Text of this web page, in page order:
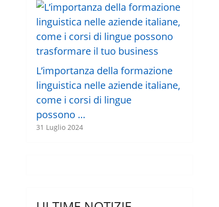
L’importanza della formazione
linguistica nelle aziende italiane,
come i corsi di lingue
possono …
31 Luglio 2024